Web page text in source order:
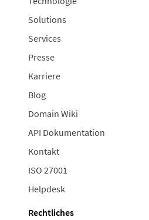
Solutions
Services
Presse
Karriere
Blog
Domain Wiki
API Dokumentation
Kontakt
ISO 27001
Helpdesk
Rechtliches